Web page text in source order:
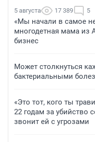
5 августа 17 389 5
«Мы начали в самое
многодетная мама из
бизнес
Может столкнуться
бактериальными
«Это тот, кого ты
22 годам за убийство
звонит ей с угрозами